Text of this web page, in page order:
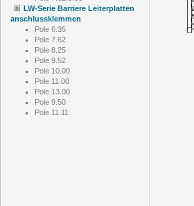
LW-Serie Barriere Leiterplatten
anschlussklemmen
Pole 6.35
Pole 7.62
Pole 8.25
Pole 9.52
Pole 10.00
Pole 11.00
Pole 13.00
Pole 9.50
Pole 11.11